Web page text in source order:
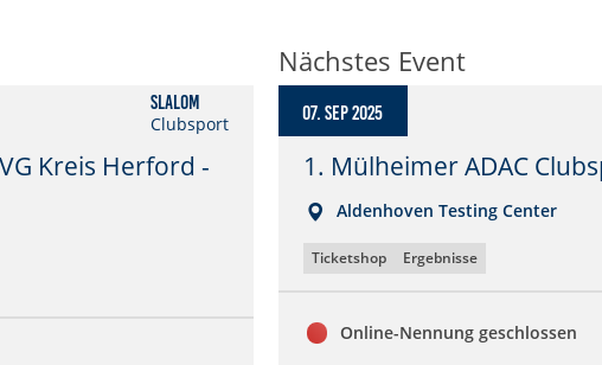
Slalom
Clubsport
Kreis Herford -
Nächstes Event
07. Sep 2025
1. Mülheimer ADAC
Aldenhoven Testing Center
Ticketshop Ergebnisse
Online-Nennung geschlossen